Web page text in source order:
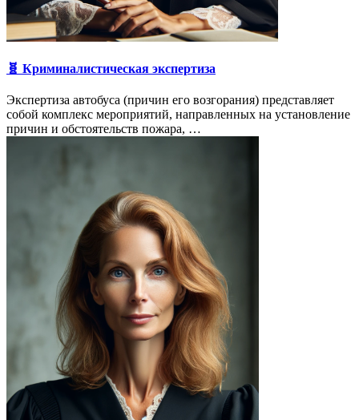
🧬 Криминалистическая экспертиза
Экспертиза автобуса (причин его возгорания) представляет
собой комплекс мероприятий, направленных на установление
причин и обстоятельств пожара, …